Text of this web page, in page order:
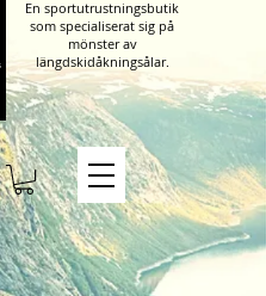
En sportutrustningsbutik
som specialiserat sig på
mönster av
längdskidåkningsålar.